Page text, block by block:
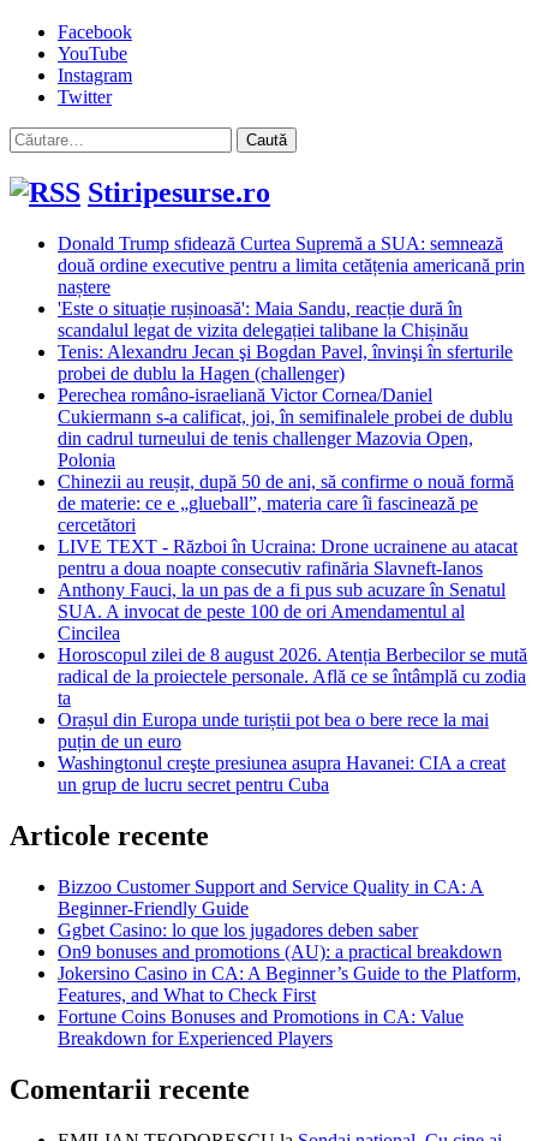
Facebook
YouTube
Instagram
Twitter
Caută
după:
Stiripesurse.ro
Donald Trump sfidează Curtea Supremă a SUA: semnează
două ordine executive pentru a limita cetățenia americană prin
naștere
'Este o situație rușinoasă': Maia Sandu, reacție dură în
scandalul legat de vizita delegației talibane la Chișinău
Tenis: Alexandru Jecan şi Bogdan Pavel, învinşi în sferturile
probei de dublu la Hagen (challenger)
Perechea româno-israeliană Victor Cornea/Daniel
Cukiermann s-a calificat, joi, în semifinalele probei de dublu
din cadrul turneului de tenis challenger Mazovia Open,
Polonia
Chinezii au reușit, după 50 de ani, să confirme o nouă formă
de materie: ce e „glueball”, materia care îi fascinează pe
cercetători
LIVE TEXT - Război în Ucraina: Drone ucrainene au atacat
pentru a doua noapte consecutiv rafinăria Slavneft-Ianos
Anthony Fauci, la un pas de a fi pus sub acuzare în Senatul
SUA. A invocat de peste 100 de ori Amendamentul al
Cincilea
Horoscopul zilei de 8 august 2026. Atenția Berbecilor se mută
radical de la proiectele personale. Află ce se întâmplă cu zodia
ta
Orașul din Europa unde turiștii pot bea o bere rece la mai
puțin de un euro
Washingtonul creşte presiunea asupra Havanei: CIA a creat
un grup de lucru secret pentru Cuba
Articole recente
Bizzoo Customer Support and Service Quality in CA: A
Beginner-Friendly Guide
Ggbet Casino: lo que los jugadores deben saber
On9 bonuses and promotions (AU): a practical breakdown
Jokersino Casino in CA: A Beginner’s Guide to the Platform,
Features, and What to Check First
Fortune Coins Bonuses and Promotions in CA: Value
Breakdown for Experienced Players
Comentarii recente